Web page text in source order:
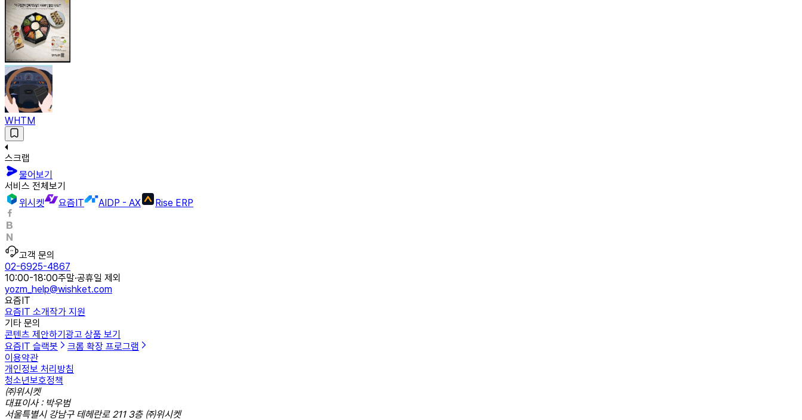
WHTM
스크랩
물어보기
서비스 전체보기
위시켓
요즘IT AIDP - AX Rise ERP
고객 문의
02-6925-4867
10:00-18:00주말·공휴일 제외
yozm_help@wishket.com
요즘IT
요즘IT 소개작가 지원
기타 문의
콘텐츠 제안하기 광고 상품 보기
요즘IT 슬랙봇
크롬 확장 프로그램
이용약관
개인정보 처리방침
청소년보호정책
㈜위시켓
대표이사 : 박우범
서울특별시 강남구 테헤란로 211 3층 ㈜위시켓